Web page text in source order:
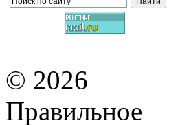
© 2026
Правильное